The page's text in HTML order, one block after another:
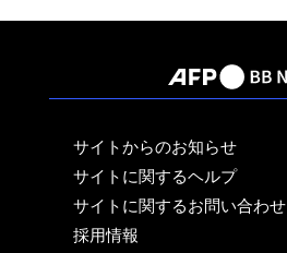
サイトからのお知らせ
サイトに関するヘルプ
サイトに関するお問い合わせ
採用情報